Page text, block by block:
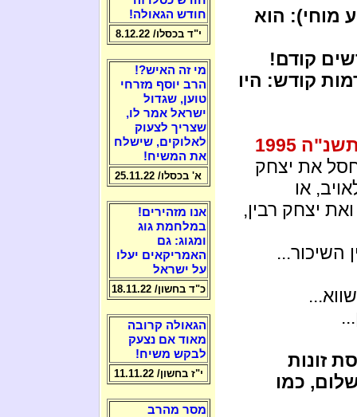
מוחי): הוא
קודם!
קודש: היו
1995
את יצחק
או
הכנסת ואת יצחק רבין,
השיכור...
זונות
כמו
חודש הגאולה!
י"ד בכסלו/ 8.12.22
מי זה האיש?!
הרב יוסף מזרחי
טוען, שגדול
ישראל אמר לו,
שצריך לצעוק
לאלוקים, שישלח
את המשיח!
א' בכסלו/ 25.11.22
אנו מזהירים!
במלחמת גוג
ומגוג: גם
האמריקאים יעלו
על ישראל
כ"ד בחשון/ 18.11.22
הגאולה קרובה
מאוד אם נצעק
לבקש משיח!
י"ז בחשון/ 11.11.22
מסר מהרב